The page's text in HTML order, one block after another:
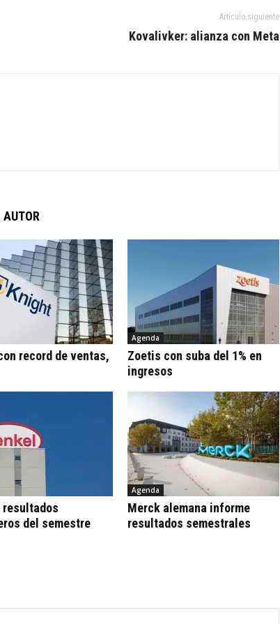
Artículo siguiente
Kovalivker: alianza con Meta
record de ventas,
Agenda
Zoetis con suba del 1% en
ingresos
resultados
del semestre
Agenda
Merck alemana informe
resultados semestrales